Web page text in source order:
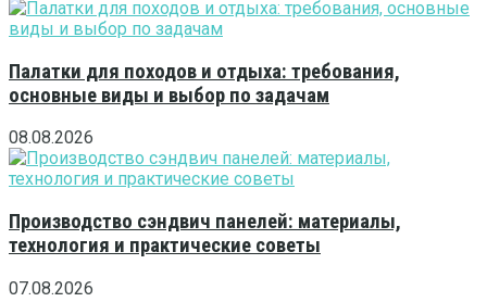
Палатки для походов и отдыха: требования,
основные виды и выбор по задачам
08.08.2026
Производство сэндвич панелей: материалы,
технология и практические советы
07.08.2026